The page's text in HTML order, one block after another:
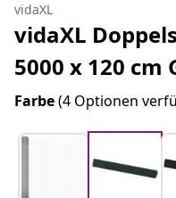
vidaXL
vidaXL
5000 x 120 cm
Farbe(4 Optionen